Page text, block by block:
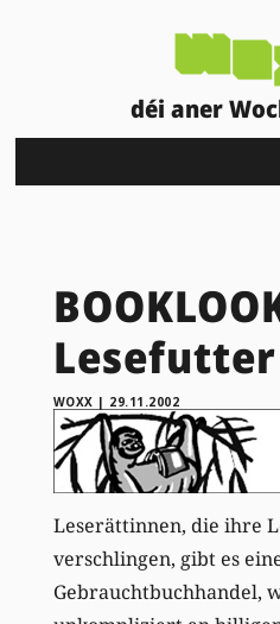
déi aner
WOXX | 29.11.2002
Leserättinnen, die ihre
verschlingen, gibt es
Gebrauchtbuchhandel,